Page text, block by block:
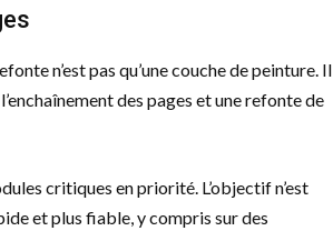
n’est pas qu’une couche de peinture. Il
des pages et une refonte de
critiques en priorité. L’objectif n’est
et plus fiable, y compris sur des